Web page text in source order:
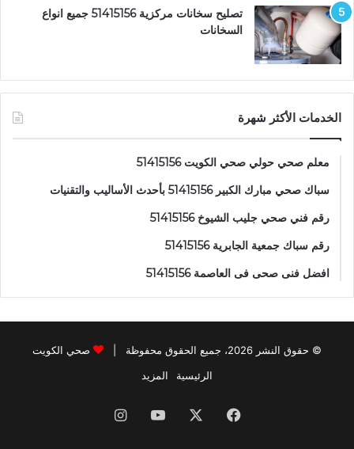
تصليح سخانات مركزية 51415156 جميع انواع
السخانات
الخدمات الأكثر شهرة
معلم صحي حولي صحي الكويت 51415156
سباك صحي مبارك الكبير 51415156 بأحدث الأساليب والتقنيات
رقم فني صحي جليب الشيوخ 51415156
رقم سباك جمعية الجابرية 51415156
افضل فنى صحى فى العاصمة 51415156
© حقوق النشر 2026، جميع الحقوق محفوظة |
صحي الكويت
الرئيسية
المزيد
فيسبوك ‫YouTubeانستقرام